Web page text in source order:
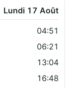
Lundi 17 Août
04:51
06:21
13:04
16:48